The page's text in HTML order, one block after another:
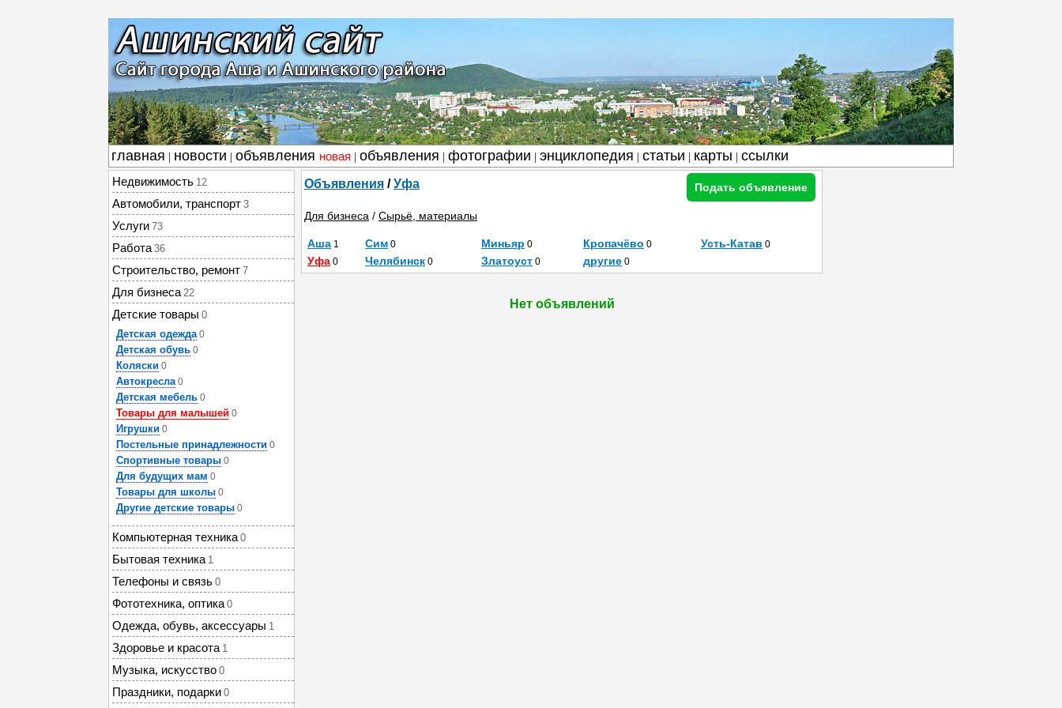
главная новости объявления новая объявления фотографии энциклопедия статьи карты ссылки
Недвижимость 12
Автомобили, транспорт 3
Услуги 73
Работа 36
Строительство, ремонт 7
Для бизнеса 22
Детские товары 0
Детская одежда 0
Детская обувь 0
Коляски 0
Автокресла 0
Детская мебель 0
Товары для малышей 0
Игрушки 0
Постельные принадлежности 0
Спортивные товары 0
Для будущих мам 0
Товары для школы 0
Другие детские товары 0
Компьютерная техника 0
Бытовая техника 1
Телефоны и связь 0
Фототехника, оптика 0
Одежда, обувь, аксессуары 1
Здоровье и красота 1
Музыка, искусство 0
Праздники, подарки 0
Объявления /Уфа Подать объявление
Для бизнеса / Сырьё, материалы
Аша 1 Сим 0 Миньяр 0 Кропачёво 0 Усть-Катав 0
Уфа 0 Челябинск 0 Златоуст 0 другие 0
Нет объявлений